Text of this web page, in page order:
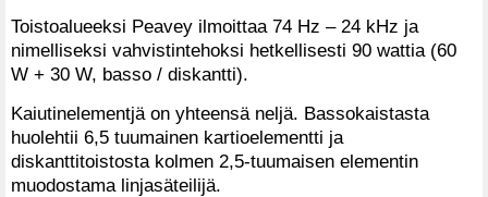
Toistoalueeksi Peavey ilmoittaa 74 Hz – 24 kHz ja
nimelliseksi vahvistintehoksi hetkellisesti 90 wattia (60
W + 30 W, basso / diskantti).
Kaiutinelementjä on yhteensä neljä. Bassokaistasta
huolehtii 6,5 tuumainen kartioelementti ja
diskanttitoistosta kolmen 2,5-tuumaisen elementin
muodostama linjasäteilijä.